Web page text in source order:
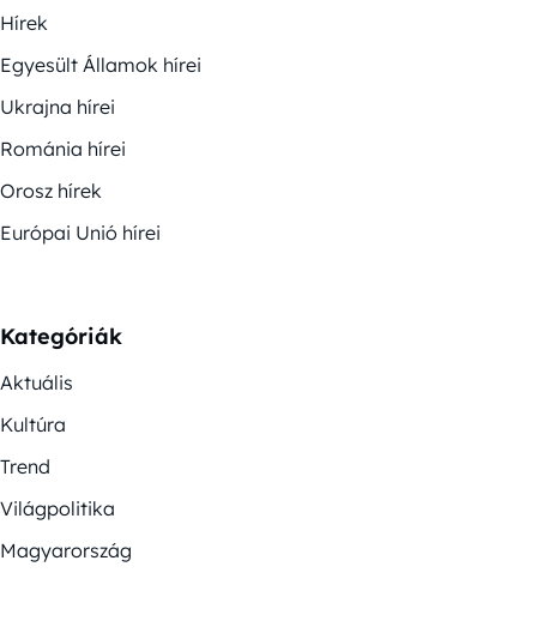
Hírek
Egyesült Államok hírei
Ukrajna hírei
Románia hírei
Orosz hírek
Európai Unió hírei
Kategóriák
Aktuális
Kultúra
Trend
Világpolitika
Magyarország